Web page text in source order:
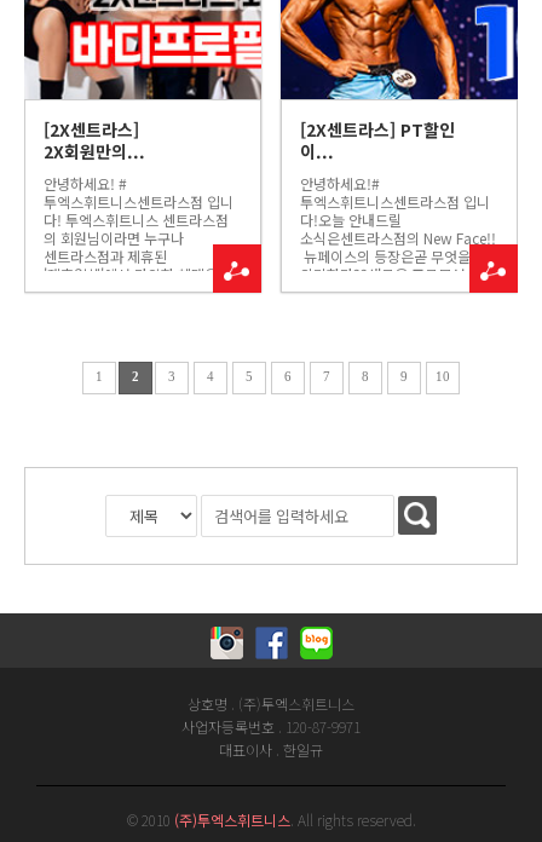
[2X센트라스]
2X회원만의...
안녕하세요! #
투엑스휘트니스센트라스점 입니
다! 투엑스휘트니스 센트라스점​
의 회원님이라면 누구나
센트라스점과 제휴된
'제휴업체'에서 다양한 혜택을
받으실 수 있는데요! 오늘은
맨즈헬스의 공식 촬영 업체인&...
[2X센트라스] PT할인
이...
안녕하세요!#
투엑스휘트니스센트라스점 입니
다!오늘 안내드릴
소식은센트라스점의 New Face!!
​ 뉴페이스의 등장은곧 무엇을
의미한다?? ​새로운 프로모션​
의시작을 의미한다~케이
출신으로국가
자격증인'스포츠지도사' 자격​
을무려 3개나...
1 2 3 4 5 6 7 8 9 10
상호명 . (주)투엑스휘트니스
사업자등록번호 . 120-87-9971
대표이사 . 한일규
© 2010 (주)투엑스휘트니스. All rights reserved.